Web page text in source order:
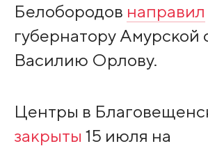
Белобородов направил
губернатору Амурской
Василию Орлову.
Центры в
закрыты 15 июля на